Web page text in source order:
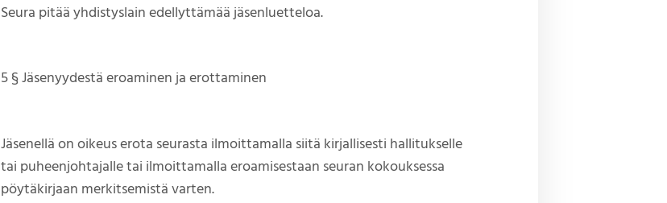
Seura pitää yhdistyslain edellyttämää jäsenluetteloa.
5 § Jäsenyydestä eroaminen ja erottaminen
Jäsenellä on oikeus erota seurasta ilmoittamalla siitä kirjallisesti hallitukselle
tai puheenjohtajalle tai ilmoittamalla eroamisestaan seuran kokouksessa
pöytäkirjaan merkitsemistä varten.